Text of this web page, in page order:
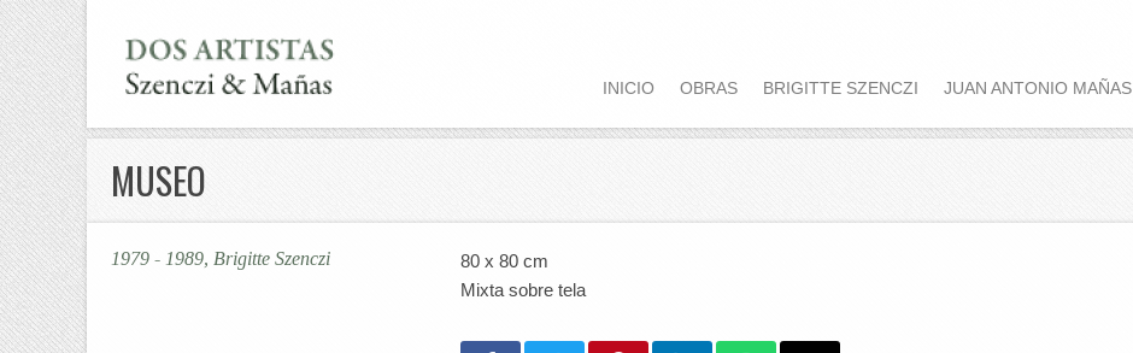
INICIO OBRAS BRIGITTE SZENCZI JUAN ANTONIO MAÑAS
MUSEO
80 x 80 cm
Mixta sobre tela
1979 - 1989, Brigitte Szenczi